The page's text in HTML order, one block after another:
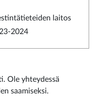
laitos
2024
Ole yhteydessä
saamiseksi.